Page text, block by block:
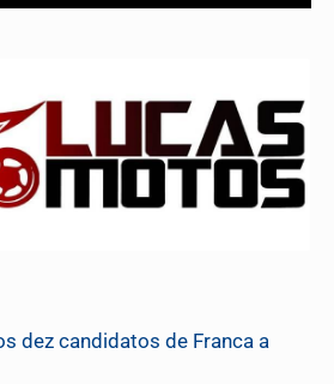
dez candidatos de Franca a